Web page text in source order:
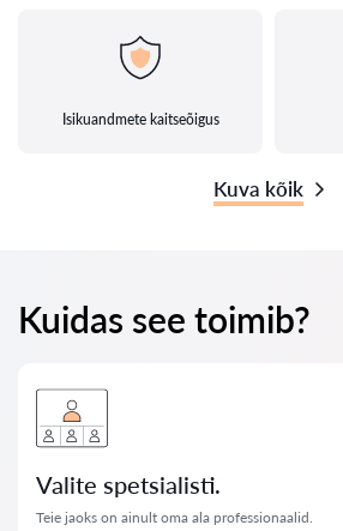
Isikuandmete kaitseõigus
Kuva kõik
Kuidas see toimib?
Valite spetsialisti.
Teie jaoks on ainult oma ala professionaalid.